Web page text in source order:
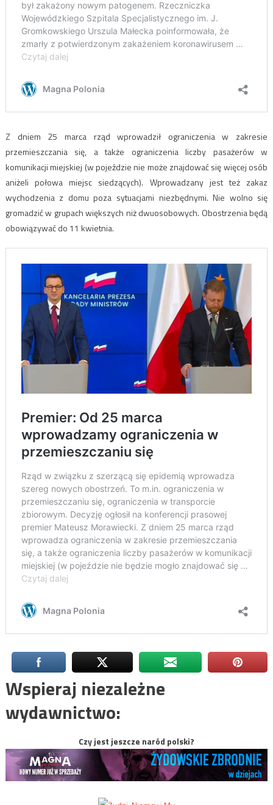
Z dniem 25 marca rząd wprowadził ograniczenia w zakresie
przemieszczania się, a także ograniczenia liczby pasażerów w
komunikacji miejskiej (w pojeździe nie może znajdować się więcej osób
aniżeli połowa miejsc siedzących). Wprowadzany jest też zakaz
wychodzenia z domu poza sytuacjami niezbędnymi. Nie wolno się
gromadzić w grupach większych niż dwuosobowych. Obostrzenia będą
obowiązywać do 11 kwietnia.
Wspieraj niezależne
wydawnictwo:
Czy jest jeszcze naród polski?